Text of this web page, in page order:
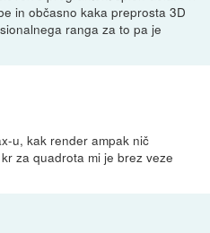
in občasno kaka preprosta 3D
ranga za to pa je
u, kak render ampak nič
za quadrota mi je brez veze